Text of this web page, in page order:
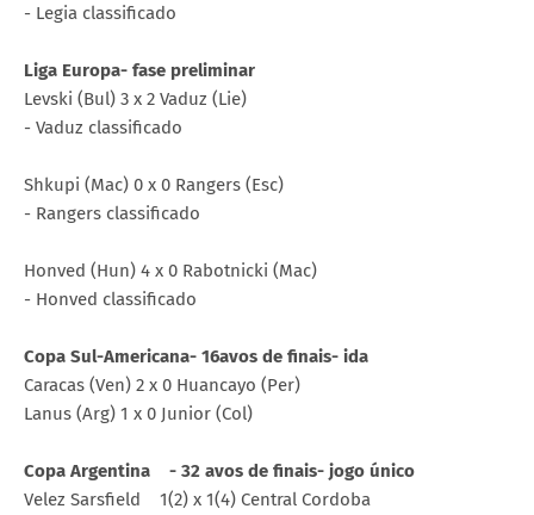
- Legia classificado
Liga Europa- fase preliminar
Levski (Bul) 3 x 2 Vaduz (Lie)
- Vaduz classificado
Shkupi (Mac) 0 x 0 Rangers (Esc)
- Rangers classificado
Honved (Hun) 4 x 0 Rabotnicki (Mac)
- Honved classificado
Copa Sul-Americana- 16avos de finais- ida
Caracas (Ven) 2 x 0 Huancayo (Per)
Lanus (Arg) 1 x 0 Junior (Col)
Copa Argentina - 32 avos de finais- jogo único
Velez Sarsfield 1(2) x 1(4) Central Cordoba